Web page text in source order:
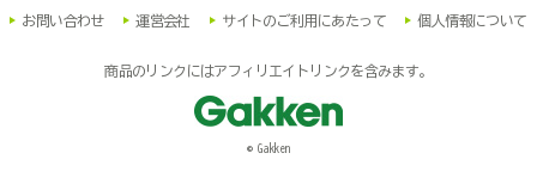
お問い合わせ 運営会社 サイトのご利用にあたって 個人情報について
商品のリンクにはアフィリエイトリンクを含みます。
© Gakken